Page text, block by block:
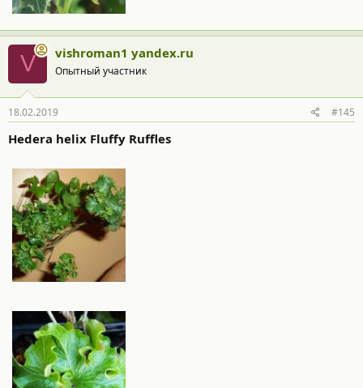
V vishroman1 yandex.ru
Опытный участник
18.02.2019 #145
Hedera helix Fluffy Ruffles